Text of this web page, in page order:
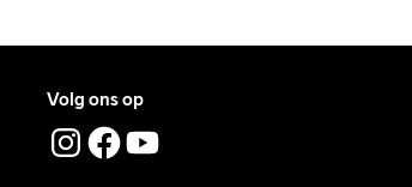
Volg ons op